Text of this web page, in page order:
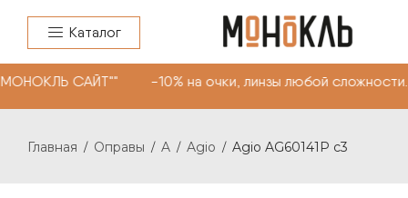
Каталог
САЙТ"" -10% на очки, линзы любой
Главная / Оправы / A / Agio / Agio AG60141P c3